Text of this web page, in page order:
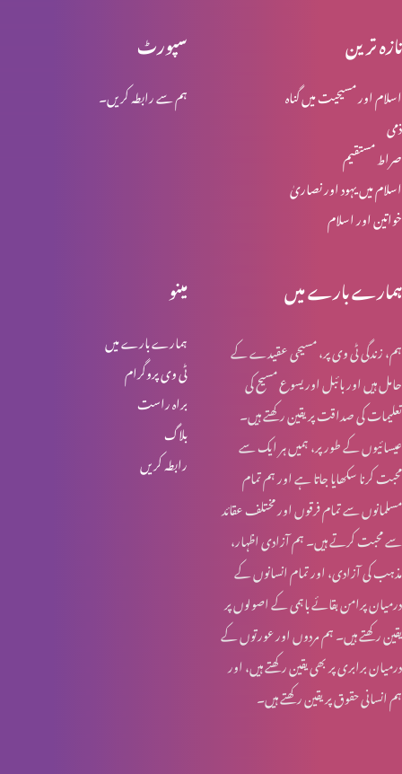
مسیح میں ایمان کے وسیلے نجات
جسمانی خواحیشات
ہمیشہ آزمایش کے لیے تیار رہیں
خدا کی خوشنودی
سپورٹ
ہم سے رابطہ کریں۔
تازہ ترین
اسلام اور مسیحیت میں گناہ
ذمی
صراط مستقیم
اسلام میں یہود اور نصاریٰ
خواتین اور اسلام
مینو
ہمارے بارے میں
ٹی وی پروگرام
براہ راست
بلاگ
رابطہ کریں
ہمارے بارے میں
ہم، زندگی ٹی وی پر، مسیحی عقیدے کے
حامل ہیں اور بائبل اور یسوع مسیح کی
تعلیمات کی صداقت پر یقین رکھتے ہیں۔
عیسائیوں کے طور پر، ہمیں ہر ایک سے
محبت کرنا سکھایا جاتا ہے اور ہم تمام
مسلمانوں سے تمام فرقوں اور مختلف عقائد
سے محبت کرتے ہیں۔ ہم آزادی اظہار،
مذہب کی آزادی، اور تمام انسانوں کے
درمیان پرامن بقائے باہمی کے اصولوں پر
یقین رکھتے ہیں۔ ہم مردوں اور عورتوں کے
درمیان برابری پر بھی یقین رکھتے ہیں، اور
ہم انسانی حقوق پر یقین رکھتے ہیں۔